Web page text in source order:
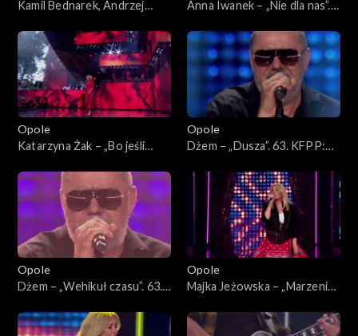
Kamil Bednarek, Andrzej
– „Fale”. 63. KFPP: Koncert
„Premiery”
Anna Iwanek – „Nie dla nas”.
„Premiery”
Opole
Katarzyna Żak – „Bo jeśli
Koncert „Premiery”
Opole
Dżem – „Dusza”. 63. KFPP:
Opole
Dżem – „Wehikuł czasu”. 63.
„SuperJedynki”
Opole
Majka Jeżowska – „Marzenia
mamę”. 63. KFPP: Koncert